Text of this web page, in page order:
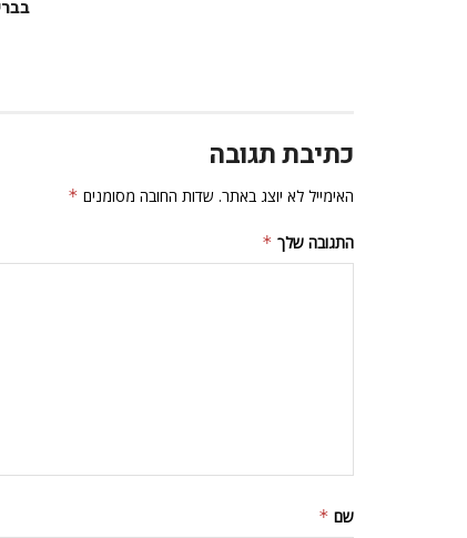
כתיבת תגובה
האימייל לא יוצג באתר. שדות החובה מסומנים *
התגובה שלך *
שם *